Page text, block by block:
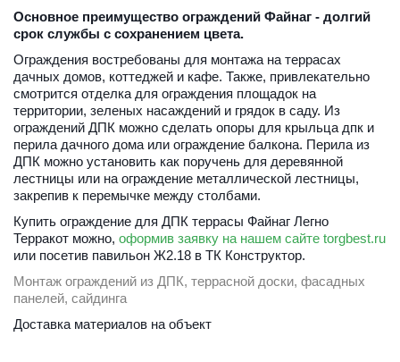
Основное преимущество ограждений Файнаг - долгий
срок службы с сохранением цвета.
Ограждения востребованы для монтажа на террасах
дачных домов, коттеджей и кафе. Также, привлекательно
смотрится отделка для ограждения площадок на
территории, зеленых насаждений и грядок в саду. Из
ограждений ДПК можно сделать опоры для крыльца дпк и
перила дачного дома или ограждение балкона. Перила из
ДПК можно установить как поручень для деревянной
лестницы или на ограждение металлической лестницы,
закрепив к перемычке между столбами.
Купить ограждение для ДПК террасы Файнаг Легно
Терракот можно, оформив заявку на нашем сайте torgbest.ru
или посетив павильон Ж2.18 в ТК Конструктор.
Монтаж ограждений из ДПК, террасной доски, фасадных
панелей, сайдинга
Доставка материалов на объект